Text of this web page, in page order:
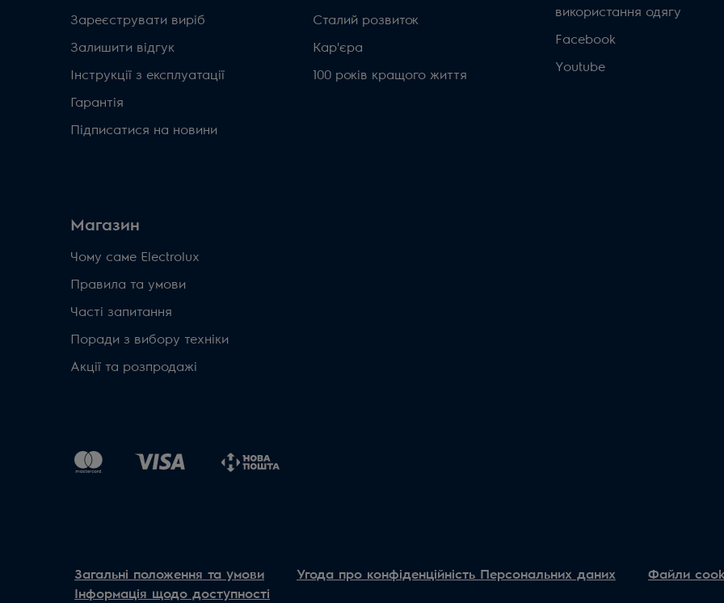
Зареєструвати виріб
Залишити відгук
Інструкції з експлуатації
Гарантія
Підписатися на новини
Сталий розвиток
Кар'єра
100 років кращого життя
використання одягу
Facebook
Youtube
Магазин
Чому саме Electrolux
Правила та умови
Часті запитання
Поради з вибору техніки
Акції та розпродажі
Загальні положення та умови Угода про конфіденційність Персональних даних Файли
Інформація щодо доступності